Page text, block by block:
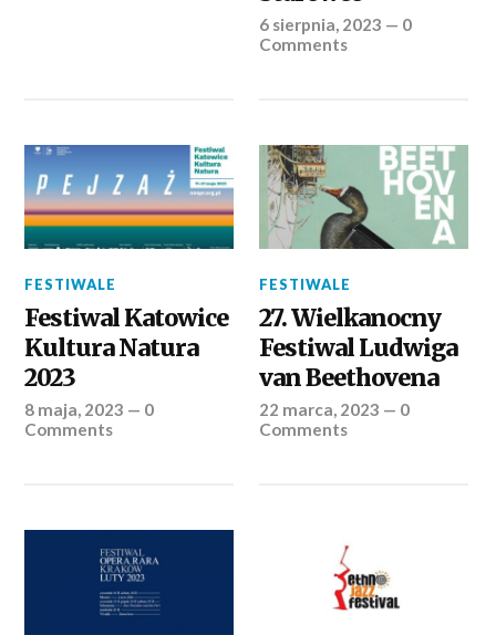
6 sierpnia, 2023 — 0
Comments
FESTIWALE
Festiwal Katowice
Kultura Natura
2023
8 maja, 2023 — 0
Comments
FESTIWALE
27. Wielkanocny
Festiwal Ludwiga
van Beethovena
22 marca, 2023 — 0
Comments